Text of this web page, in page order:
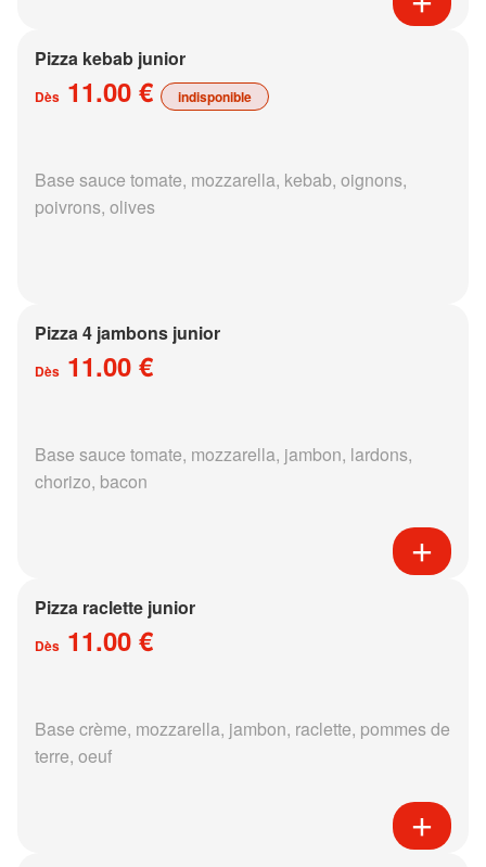
Pizza kebab junior
Dès 11.00 € indisponible
Base sauce tomate, mozzarella, kebab, oignons,
poivrons, olives
Pizza 4 jambons junior
Dès 11.00 €
Base sauce tomate, mozzarella, jambon, lardons,
chorizo, bacon
Pizza raclette junior
Dès 11.00 €
Base crème, mozzarella, jambon, raclette, pommes de
terre, oeuf